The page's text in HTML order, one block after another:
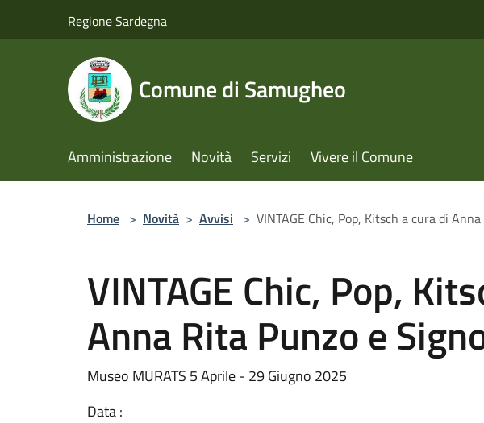
Regione Sardegna
Comune di Samugheo
Amministrazione Novità Servizi Vivere il Comune
Home > Novità > Avvisi > VINTAGE Chic, Pop, Kitsch a cura di
VINTAGE Chic, Pop,
Anna Rita Punzo e
Museo MURATS 5 Aprile - 29 Giugno 2025
Data :